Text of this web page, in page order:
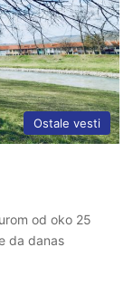
Ostale vesti
od oko 25
da danas